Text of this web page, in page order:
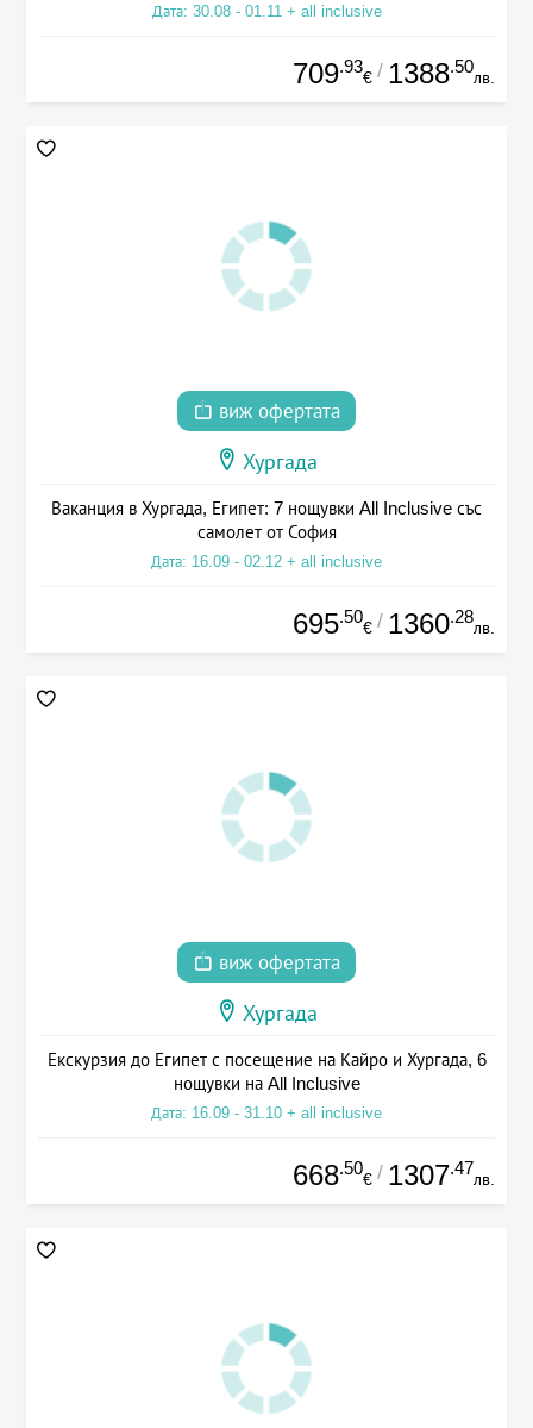
Дата: 30.08 - 01.11 + all inclusive
709.93
€ / 1388.50
лв.
виж офертата
Хургада
Ваканция в Хургада, Египет: 7 нощувки All Inclusive със
самолет от София
Дата: 16.09 - 02.12 + all inclusive
695.50
€ / 1360.28
лв.
виж офертата
Хургада
Екскурзия до Египет с посещение на Кайро и Хургада, 6
нощувки на All Inclusive
Дата: 16.09 - 31.10 + all inclusive
668.50
€ / 1307.47
лв.